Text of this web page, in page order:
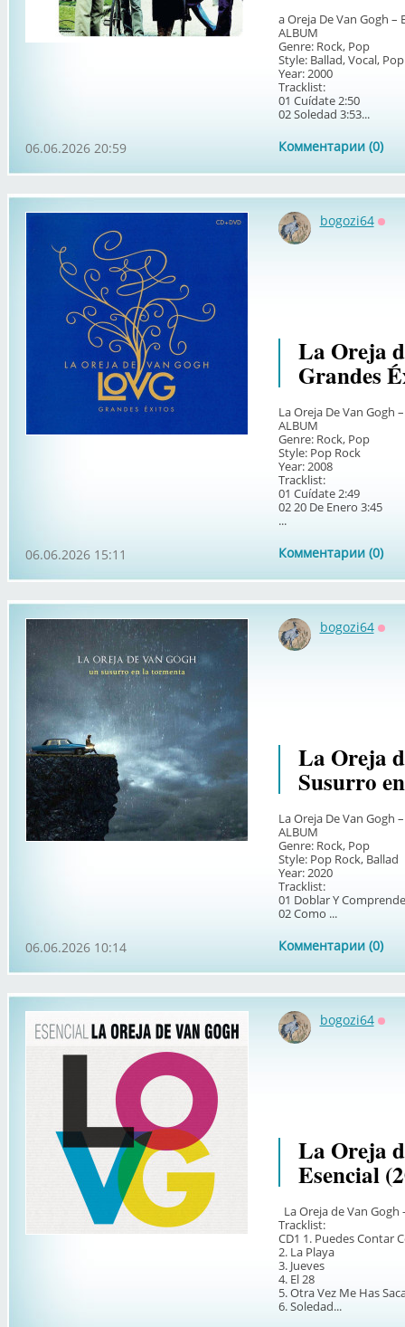
a Oreja De Van Gogh –
ALBUM
Genre: Rock, Pop
Style: Ballad, Vocal,
Year: 2000
Tracklist:
01 Cuídate 2:50
02 Soledad 3:53...
Комментарии (0)
06.06.2026 20:59
bogozi64
La Oreja
Grandes
La Oreja De Van Gogh
ALBUM
Genre: Rock, Pop
Style: Pop Rock
Year: 2008
Tracklist:
01 Cuídate 2:49
02 20 De Enero 3:45
...
Комментарии (0)
06.06.2026 15:11
bogozi64
La Oreja
Susurro
La Oreja De Van Gogh
ALBUM
Genre: Rock, Pop
Style: Pop Rock, Ballad
Year: 2020
Tracklist:
01 Doblar Y
02 Como ...
Комментарии (0)
06.06.2026 10:14
bogozi64
La Oreja
Esencial
La Oreja de Van Gogh
Tracklist:
CD1 1. Puedes Contar
2. La Playa
3. Jueves
4. El 28
5. Otra Vez Me Has
6. Soledad...